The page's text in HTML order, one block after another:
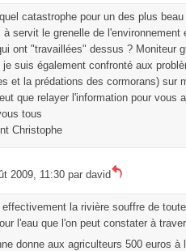
catastrophe pour un des plus
à servit le grenelle de l'environnement
ont "travaillées" dessus ? Moniteur
suis également confronté aux
et la prédations des cormorans) sur
que relayer l'information pour vous
tous
Christophe
2009, 11:30 par david
effectivement la rivière souffre de
l'eau que l'on peut constater à
donne aux agriculteurs 500 euros à